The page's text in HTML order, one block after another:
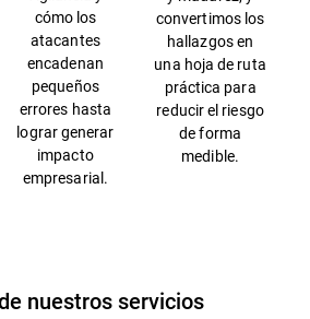
cómo los
atacantes
encadenan
pequeños
errores hasta
lograr generar
impacto
empresarial.
convertimos los
hallazgos en
una hoja de ruta
práctica para
reducir el riesgo
de forma
medible.
nuestros servicios